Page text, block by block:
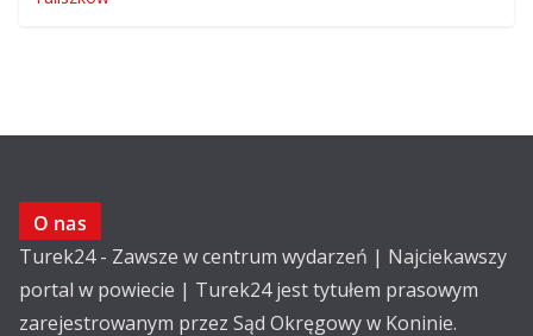
O nas
Turek24 - Zawsze w centrum wydarzeń | Najciekawszy
portal w powiecie | Turek24 jest tytułem prasowym
zarejestrowanym przez Sąd Okręgowy w Koninie.